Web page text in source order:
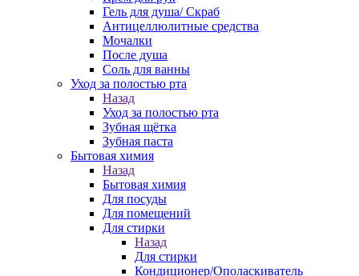
Гель для душа/ Скраб
Антицеллюлитные средства
Мочалки
После душа
Соль для ванны
Уход за полостью рта
Назад
Уход за полостью рта
Зубная щётка
Зубная паста
Бытовая химия
Назад
Бытовая химия
Для посуды
Для помещений
Для стирки
Назад
Для стирки
Кондиционер/Ополаскиватель